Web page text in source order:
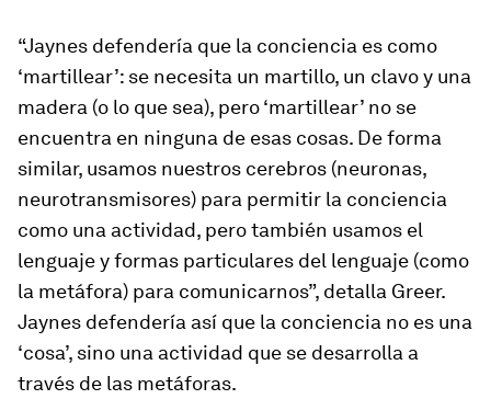
“Jaynes defendería que la conciencia es como
‘martillear’: se necesita un martillo, un clavo y una
madera (o lo que sea), pero ‘martillear’ no se
encuentra en ninguna de esas cosas. De forma
similar, usamos nuestros cerebros (neuronas,
neurotransmisores) para permitir la conciencia
como una actividad, pero también usamos el
lenguaje y formas particulares del lenguaje (como
la metáfora) para comunicarnos”, detalla Greer.
Jaynes defendería así que la conciencia no es una
‘cosa’, sino una actividad que se desarrolla a
través de las metáforas.